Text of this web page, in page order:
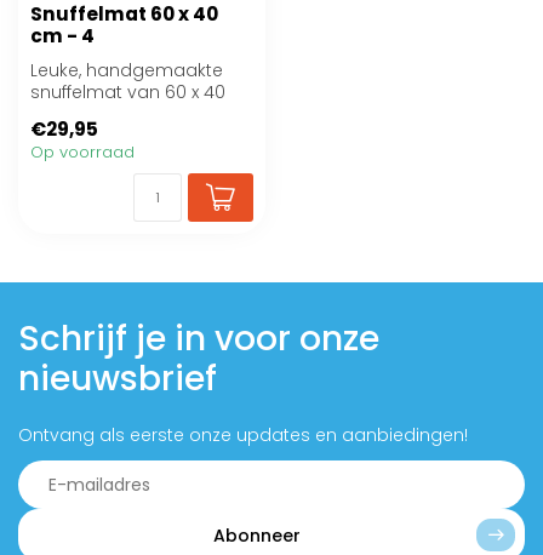
Snuffelmat 60 x 40
cm - 4
Leuke, handgemaakte
snuffelmat van 60 x 40
uitdaging en speurple...
€29,95
Op voorraad
Schrijf je in voor onze
nieuwsbrief
Ontvang als eerste onze updates en aanbiedingen!
Abonneer